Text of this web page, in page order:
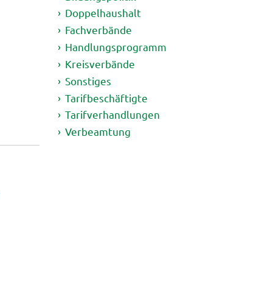
Doppelhaushalt
Fachverbände
Handlungsprogramm
Kreisverbände
Sonstiges
Tarifbeschäftigte
Tarifverhandlungen
Verbeamtung